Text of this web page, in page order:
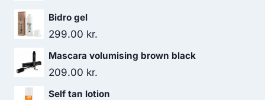
Bidro gel
299.00 kr.
Mascara volumising brown black
209.00 kr.
Self tan lotion